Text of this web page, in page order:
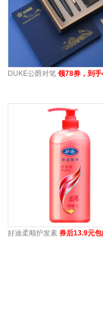
DUKE公爵对笔 领78券，到
好迪柔顺护发素 券后13.9元